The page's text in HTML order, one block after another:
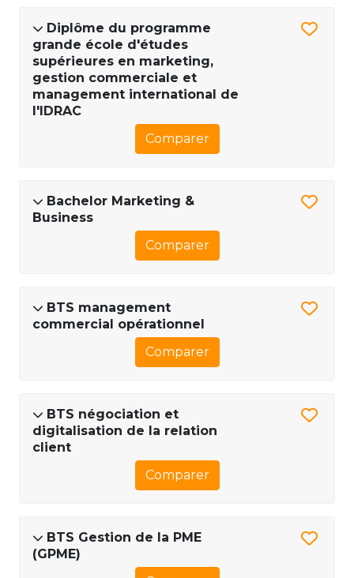
Diplôme du programme
grande école d'études
supérieures en marketing,
gestion commerciale et
management international de
l'IDRAC
Comparer
Bachelor Marketing &
Business
Comparer
BTS management
commercial opérationnel
Comparer
BTS négociation et
digitalisation de la relation
client
Comparer
BTS Gestion de la PME
(GPME)